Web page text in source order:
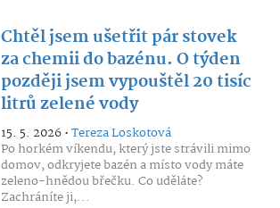
Chtěl jsem ušetřit pár stovek
za chemii do bazénu. O týden
později jsem vypouštěl 20 tisíc
litrů zelené vody
15. 5. 2026 •Tereza Loskotová
Po horkém víkendu, který jste strávili mimo
domov, odkryjete bazén a místo vody máte
zeleno-hnědou břečku. Co uděláte?
Zachráníte ji,...